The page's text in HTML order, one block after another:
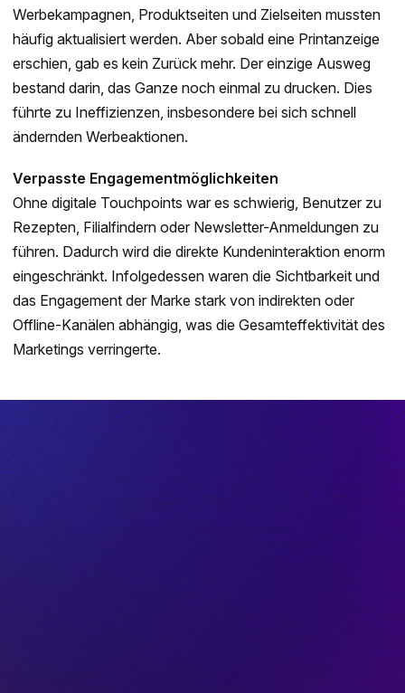
Werbekampagnen, Produktseiten und Zielseiten mussten
häufig aktualisiert werden. Aber sobald eine Printanzeige
erschien, gab es kein Zurück mehr. Der einzige Ausweg
bestand darin, das Ganze noch einmal zu drucken. Dies
führte zu Ineffizienzen, insbesondere bei sich schnell
ändernden Werbeaktionen.
Verpasste Engagementmöglichkeiten
Ohne digitale Touchpoints war es schwierig, Benutzer zu
Rezepten, Filialfindern oder Newsletter-Anmeldungen zu
führen. Dadurch wird die direkte Kundeninteraktion enorm
eingeschränkt. Infolgedessen waren die Sichtbarkeit und
das Engagement der Marke stark von indirekten oder
Offline-Kanälen abhängig, was die Gesamteffektivität des
Marketings verringerte.